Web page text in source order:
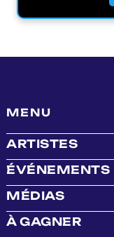
MENU
ARTISTES
ÉVÉNEMENTS
MÉDIAS
À GAGNER